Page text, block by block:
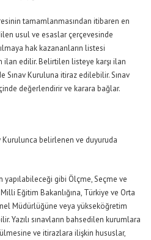
tamamlanmasından itibaren en
usul ve esaslar çerçevesinde
hak kazananların listesi
ilan edilir. Belirtilen listeye karşı ilan
Sınav Kuruluna itiraz edilebilir. Sınav
değerlendirir ve karara bağlar.
Kurulunca belirlenen ve duyuruda
yapılabileceği gibi Ölçme, Seçme ve
Eğitim Bakanlığına, Türkiye ve Orta
Müdürlüğüne veya yükseköğretim
Yazılı sınavların bahsedilen kurumlara
ve itirazlara ilişkin hususlar,